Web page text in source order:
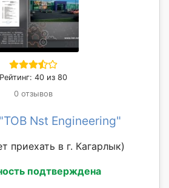
Рейтинг: 40 из 80
0 отзывов
Nst Engineering"
приехать в г. Кагарлык)
подтверждена